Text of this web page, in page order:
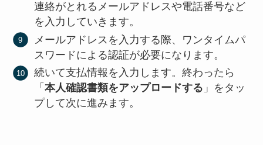
連絡がとれるメールアドレスや電話番号など
を入力していきます。
メールアドレスを入力する際、ワンタイムパ
スワードによる認証が必要になります。
続いて支払情報を入力します。終わったら
「本人確認書類をアップロードする 」をタッ
プして次に進みます。